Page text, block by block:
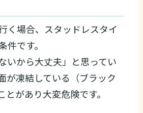
く場合、スタッドレスタイ
件です。
いから大丈夫」と思ってい
が凍結している（ブラック
とがあり大変危険です。